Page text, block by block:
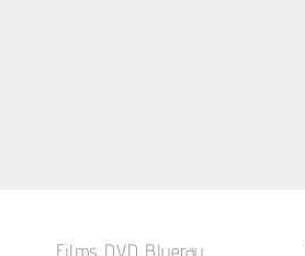
Films DVD Blueray